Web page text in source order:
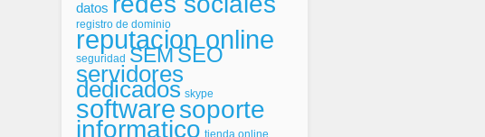
datos
registro de dominio
reputacion online
seguridad SEMSEO
servidores
dedicados skype
softwaresoporte
informatico tienda online